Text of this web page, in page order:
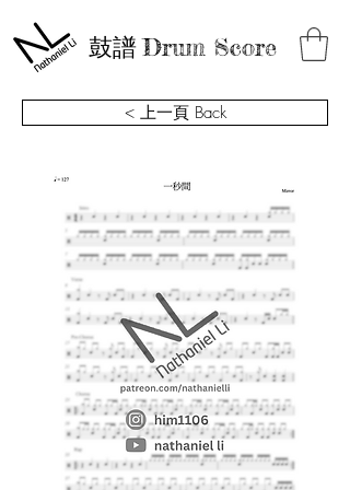
鼓譜Drum Score
< 上一頁 Back